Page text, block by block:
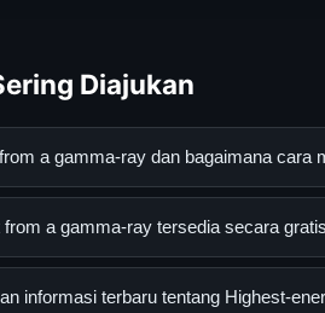
Diajukan
a gamma-ray dan bagaimana cara
ray adalah layanan digital
yang tersedia.
a gamma-ray tersedia secara
a gamma-ray dapat diakses secara
informasi terbaru tentang Highest-